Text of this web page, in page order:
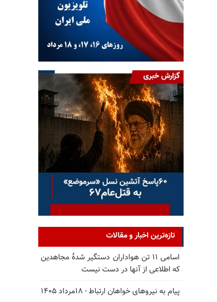
تازه‌ترین اخبار و مقالات
اسامی ۱۱ تن هواداران دستگیر شدهٔ مجاهدین
که اطلاعی از آنها در دست نیست
پیام به نیروهای خواهان ارتباط - ۱۸مرداد ۱۴۰۵